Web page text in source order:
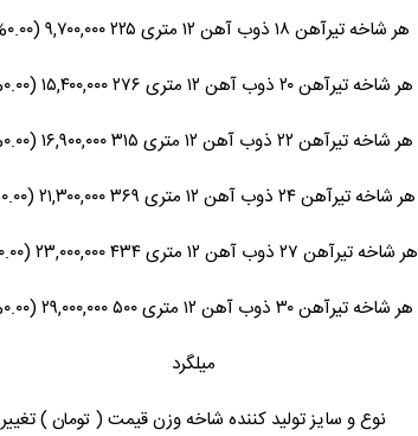
هر شاخه تیرآهن ۱۸ ذوب آهن ۱۲ متری ۲۲۵ ۹,۷۰۰,۰۰۰ (۰.۰۰%)۰
هر شاخه تیرآهن ۲۰ ذوب آهن ۱۲ متری ۲۷۶ ۱۵,۴۰۰,۰۰۰ (۰.۰۰%)۰
هر شاخه تیرآهن ۲۲ ذوب آهن ۱۲ متری ۳۱۵ ۱۶,۹۰۰,۰۰۰ (۰.۰۰%)۰
هر شاخه تیرآهن ۲۴ ذوب آهن ۱۲ متری ۳۶۹ ۲۱,۳۰۰,۰۰۰ (۰.۰۰%)۰
هر شاخه تیرآهن ۲۷ ذوب آهن ۱۲ متری ۴۳۴ ۲۳,۰۰۰,۰۰۰ (۰.۰۰%)۰
هر شاخه تیرآهن ۳۰ ذوب آهن ۱۲ متری ۵۰۰ ۲۹,۰۰۰,۰۰۰ (۰.۰۰%)۰
میلگرد
نوع و سایز تولید کننده شاخه وزن قیمت ( تومان ) تغییر